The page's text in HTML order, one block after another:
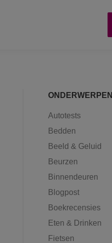
ONDERWERPEN
Autotests
Bedden
Beeld & Geluid
Beurzen
Binnendeuren
Blogpost
Boekrecensies
Eten & Drinken
Fietsen